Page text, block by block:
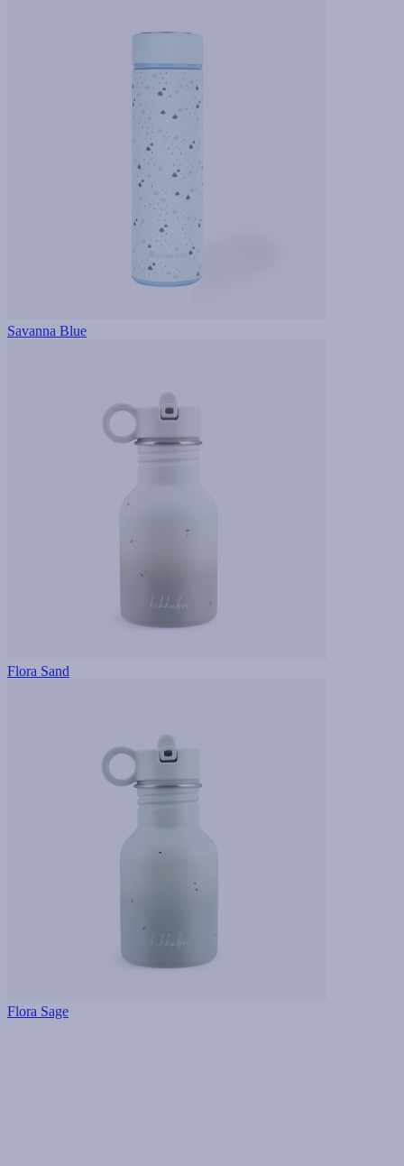
Savanna Blue
Flora Sand
Flora Sage